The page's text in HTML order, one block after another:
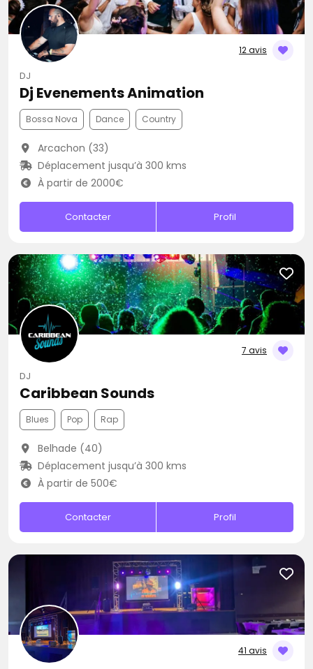
12 avis
DJ
Dj Evenements Animation
Bossa Nova Dance Country
Arcachon (33)
Déplacement jusqu’à 300 kms
À partir de 2000€
Contacter Profil
7 avis
DJ
Caribbean Sounds
Blues Pop Rap
Belhade (40)
Déplacement jusqu’à 300 kms
À partir de 500€
Contacter Profil
41 avis